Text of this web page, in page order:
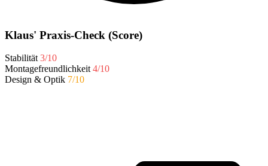
Klaus' Praxis-Check (Score)
Stabilität 3/10
Montagefreundlichkeit 4/10
Design & Optik 7/10